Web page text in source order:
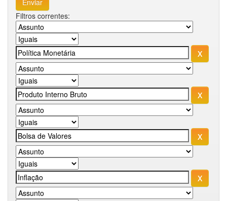
Filtros correntes: